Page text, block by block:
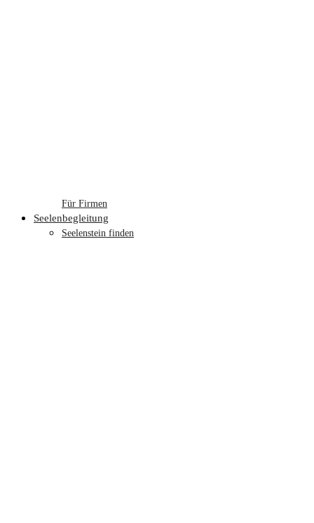
Für Firmen
Seelenbegleitung
Seelenstein finden